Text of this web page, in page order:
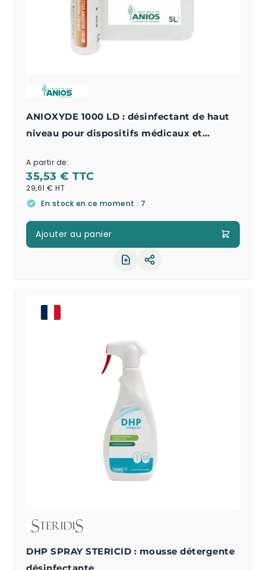
ANIOXYDE 1000 LD : désinfectant de haut
niveau pour dispositifs médicaux et
A partir de:
35,53 €
29,61 €
En stock en ce moment : 7
Ajouter au panier
Partager le produit
DHP SPRAY STERICID : mousse détergente